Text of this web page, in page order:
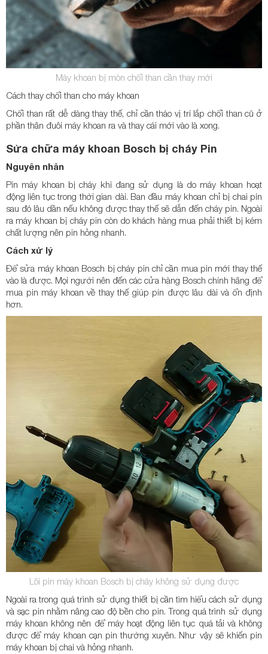
Máy khoan bị mòn chổi than cần thay mới
Cách thay chổi than cho máy khoan
Chổi than rất dễ dàng thay thế, chỉ cần tháo vị trí lắp chổi than cũ ở
phần thân đuôi máy khoan ra và thay cái mới vào là xong.
Sửa chữa máy khoan Bosch bị cháy Pin
Nguyên nhân
Pin máy khoan bị cháy khi đang sử dụng là do máy khoan hoạt
động liên tục trong thời gian dài. Ban đầu máy khoan chỉ bị chai pin
sau đó lâu dần nếu không được thay thế sẽ dẫn đến cháy pin. Ngoài
ra máy khoan bị cháy pin còn do khách hàng mua phải thiết bị kém
chất lượng nên pin hỏng nhanh.
Cách xử lý
Để sửa máy khoan Bosch bị cháy pin chỉ cần mua pin mới thay thế
vào là được. Mọi người nên đến các cửa hàng Bosch chính hãng để
mua pin máy khoan về thay thế giúp pin được lâu dài và ổn định
hơn.
Lõi pin máy khoan Bosch bị cháy không sử dụng được
Ngoài ra trong quá trình sử dụng thiết bị cần tìm hiểu cách sử dụng
và sạc pin nhằm nâng cao độ bền cho pin. Trong quá trình sử dụng
máy khoan không nên để máy hoạt động liên tục quá tải và không
được để máy khoan cạn pin thường xuyên. Như vậy sẽ khiến pin
máy khoan bị chai và hỏng nhanh.